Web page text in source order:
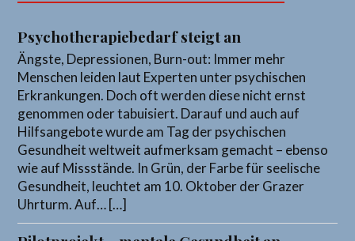
Psychotherapiebedarf steigt an
Ängste, Depressionen, Burn-out: Immer mehr
Menschen leiden laut Experten unter psychischen
Erkrankungen. Doch oft werden diese nicht ernst
genommen oder tabuisiert. Darauf und auch auf
Hilfsangebote wurde am Tag der psychischen
Gesundheit weltweit aufmerksam gemacht – ebenso
wie auf Missstände. In Grün, der Farbe für seelische
Gesundheit, leuchtet am 10. Oktober der Grazer
Uhrturm. Auf… […]